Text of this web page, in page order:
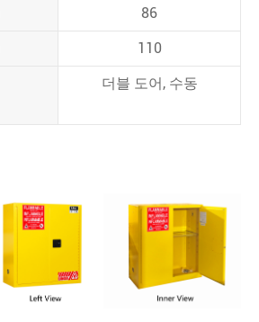
86
110
더블 도어, 수동